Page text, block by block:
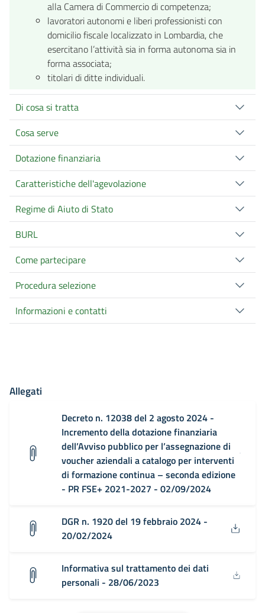
alla Camera di Commercio di competenza;
lavoratori autonomi e liberi professionisti con
domicilio fiscale localizzato in Lombardia, che
esercitano l’attività sia in forma autonoma sia in
forma associata;
titolari di ditte individuali.
Di cosa si tratta
Cosa serve
Dotazione finanziaria
Caratteristiche dell'agevolazione
Regime di Aiuto di Stato
BURL
Come partecipare
Procedura selezione
Informazioni e contatti
Allegati
Decreto n. 12038 del 2 agosto 2024 -
Incremento della dotazione finanziaria
dell’Avviso pubblico per l’assegnazione di
voucher aziendali a catalogo per interventi
di formazione continua – seconda edizione
- PR FSE+ 2021-2027 - 02/09/2024
DGR n. 1920 del 19 febbraio 2024 -
20/02/2024
Informativa sul trattamento dei dati
personali - 28/06/2023